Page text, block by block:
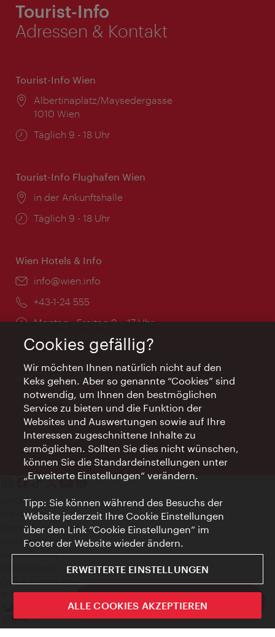
ivie - Die offizielle City Guide App
Tourist-Info
Adressen & Kontakt
Tourist-Info Wien
Ort:
Albertinaplatz/Maysedergasse
1010 Wien
Öffnungszeiten:
Täglich 9 - 18 Uhr
Tourist-Info Flughafen Wien
Ort:
in der Ankunftshalle
Öffnungszeiten:
Täglich 9 - 18 Uhr
Wien Hotels & Info
Email:
info@wien.info
Telefon:
+43-1-24 555
Öffnungszeiten:
Montag - Freitag 9 – 17 Uhr
Feiertags geschlossen
AI Concierge Wien
Ort:
concierge.wien.info
Öffnungszeiten:
Informationen rund um die Uhr
Kontakt
Impressum
Datenschutz
Nutzungsbedingungen
Barrierefreiheit
Cookie Einstellungen
© Copyright WienTourismus
Cookies gefällig?
Wir möchten Ihnen natürlich nicht auf den
Keks gehen. Aber so genannte “Cookies” sind
notwendig, um Ihnen den bestmöglichen
Service zu bieten und die Funktion der
Websites und Auswertungen sowie auf Ihre
Interessen zugeschnittene Inhalte zu
ermöglichen. Sollten Sie dies nicht wünschen,
können Sie die Standardeinstellungen unter
„Erweiterte Einstellungen“ verändern.
Tipp: Sie können während des Besuchs der
Website jederzeit Ihre Cookie Einstellungen
über den Link “Cookie Einstellungen” im
Footer der Website wieder ändern.
ERWEITERTE EINSTELLUNGEN
ALLE COOKIES AKZEPTIEREN